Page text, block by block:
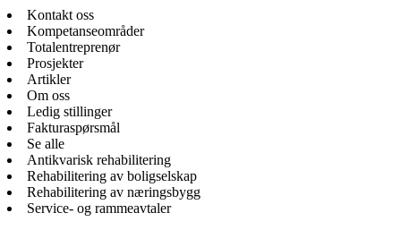
Kontakt oss
Kompetanseområder
Totalentreprenør
Prosjekter
Artikler
Om oss
Ledig stillinger
Fakturaspørsmål
Se alle
Antikvarisk rehabilitering
Rehabilitering av boligselskap
Rehabilitering av næringsbygg
Service- og rammeavtaler